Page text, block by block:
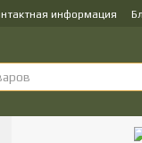
информация